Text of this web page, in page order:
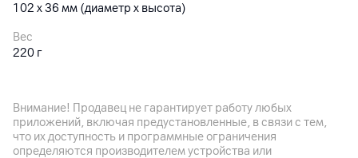
102 x 36 мм (диаметр x высота)
Вес
220 г
Гарантия
12мес.
Внимание! Продавец не гарантирует работу любых
приложений, включая предустановленные, в связи с тем,
что их доступность и программные ограничения
определяются производителем устройства или